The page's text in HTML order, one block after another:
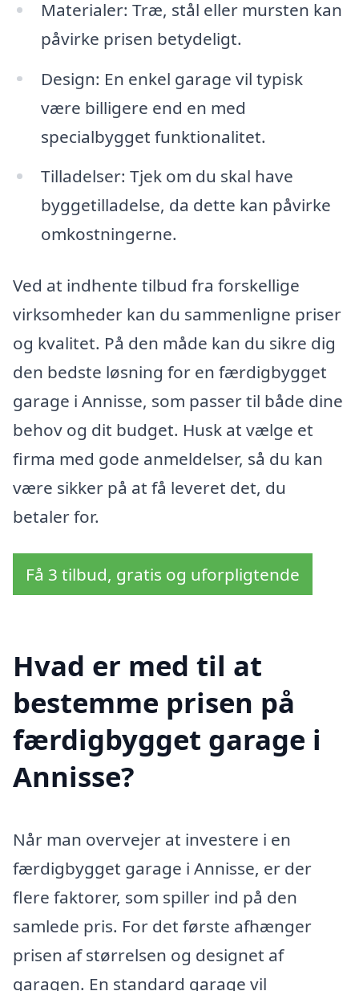
Materialer: Træ, stål eller mursten kan
påvirke prisen betydeligt.
Design: En enkel garage vil typisk
være billigere end en med
specialbygget funktionalitet.
Tilladelser: Tjek om du skal have
byggetilladelse, da dette kan påvirke
omkostningerne.
Ved at indhente tilbud fra forskellige
virksomheder kan du sammenligne priser
og kvalitet. På den måde kan du sikre dig
den bedste løsning for en færdigbygget
garage i Annisse, som passer til både dine
behov og dit budget. Husk at vælge et
firma med gode anmeldelser, så du kan
være sikker på at få leveret det, du
betaler for.
Få 3 tilbud, gratis og uforpligtende
Hvad er med til at
bestemme prisen på
færdigbygget garage i
Annisse?
Når man overvejer at investere i en
færdigbygget garage i Annisse, er der
flere faktorer, som spiller ind på den
samlede pris. For det første afhænger
prisen af størrelsen og designet af
garagen. En standard garage vil